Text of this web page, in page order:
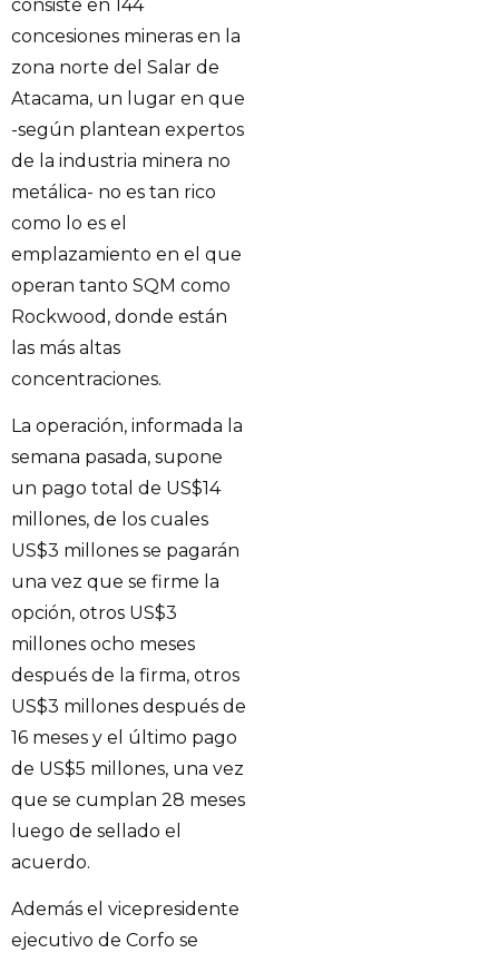
consiste en 144
concesiones mineras en la
zona norte del Salar de
Atacama, un lugar en que
-según plantean expertos
de la industria minera no
metálica- no es tan rico
como lo es el
emplazamiento en el que
operan tanto SQM como
Rockwood, donde están
las más altas
concentraciones.
La operación, informada la
semana pasada, supone
un pago total de US$14
millones, de los cuales
US$3 millones se pagarán
una vez que se firme la
opción, otros US$3
millones ocho meses
después de la firma, otros
US$3 millones después de
16 meses y el último pago
de US$5 millones, una vez
que se cumplan 28 meses
luego de sellado el
acuerdo.
Además el vicepresidente
ejecutivo de Corfo se